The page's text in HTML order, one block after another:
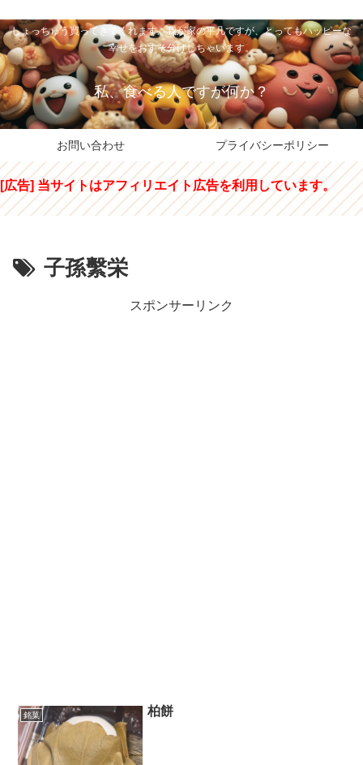
しょっちゅう買ってきてくれます。我が家の平凡ですが、とってもハッピーな
幸せをおすそ分けしちゃいます。
私、食べる人ですが何か？
お問い合わせ プライバシーポリシー
[広告] 当サイトはアフィリエイト広告を利用しています。
子孫繫栄
スポンサーリンク
銘菓 柏餅